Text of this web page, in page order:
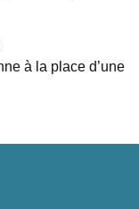
à la place d’une